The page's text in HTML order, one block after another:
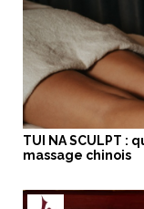
TUI NA SCULPT
massage chinois